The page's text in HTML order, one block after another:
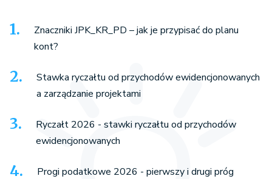
Znaczniki JPK_KR_PD – jak je przypisać do planu
kont?
Stawka ryczałtu od przychodów ewidencjonowanych
a zarządzanie projektami
Ryczałt 2026 - stawki ryczałtu od przychodów
ewidencjonowanych
Progi podatkowe 2026 - pierwszy i drugi próg